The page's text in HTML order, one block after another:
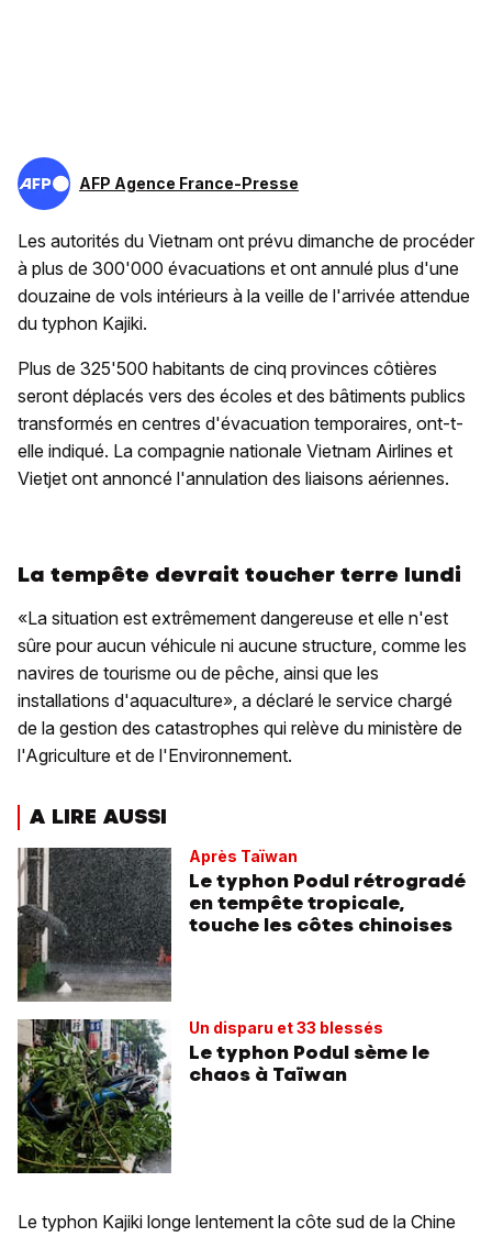
AFP Agence France-Presse
Les autorités du Vietnam ont prévu dimanche de procéder
à plus de 300'000 évacuations et ont annulé plus d'une
douzaine de vols intérieurs à la veille de l'arrivée attendue
du typhon Kajiki.
Plus de 325'500 habitants de cinq provinces côtières
seront déplacés vers des écoles et des bâtiments publics
transformés en centres d'évacuation temporaires, ont-t-
elle indiqué. La compagnie nationale Vietnam Airlines et
Vietjet ont annoncé l'annulation des liaisons aériennes.
La tempête devrait toucher terre lundi
«La situation est extrêmement dangereuse et elle n'est
sûre pour aucun véhicule ni aucune structure, comme les
navires de tourisme ou de pêche, ainsi que les
installations d'aquaculture», a déclaré le service chargé
de la gestion des catastrophes qui relève du ministère de
l'Agriculture et de l'Environnement.
A LIRE AUSSI
Après Taïwan
Le typhon Podul rétrogradé
en tempête tropicale,
touche les côtes chinoises
Un disparu et 33 blessés
Le typhon Podul sème le
chaos à Taïwan
Le typhon Kajiki longe lentement la côte sud de la Chine